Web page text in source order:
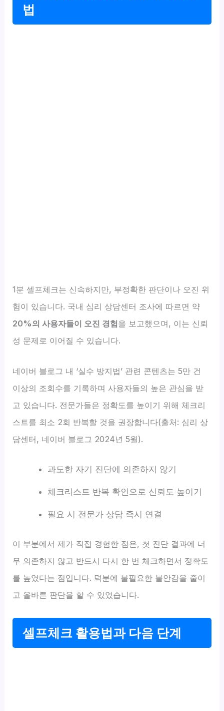
법
1분 셀프체크는 신속하지만, 부정확한 판단이나 오진 위
험이 있습니다. 국내 심리 상담센터 조사에 따르면 약
20%의 사용자들이 오진 경험을 보고했으며, 이는 신뢰
성 문제로 이어질 수 있습니다.
네이버 블로그 내 ‘실수 방지법’ 관련 콘텐츠는 5만 건
이상의 조회수를 기록하며 사용자들의 높은 관심을 받
고 있습니다. 전문가들은 정확도를 높이기 위해 체크리
스트를 최소 2회 반복할 것을 권장합니다(출처: 심리 상
담센터, 네이버 블로그 2024년 5월).
과도한 자기 진단에 의존하지 않기
체크리스트 반복 확인으로 신뢰도 높이기
필요 시 전문가 상담 즉시 연결
이 부분에서 제가 직접 경험한 점은, 첫 진단 결과에 너
무 의존하지 않고 반드시 다시 한 번 체크하면서 정확도
를 높였다는 점입니다. 덕분에 불필요한 불안감을 줄이
고 올바른 판단을 할 수 있었습니다.
셀프체크 활용법과 다음 단계